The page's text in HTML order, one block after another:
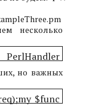
несколько
но важных
my $func